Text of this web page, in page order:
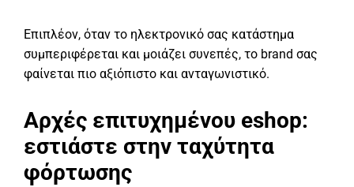
Επιπλέον, όταν το ηλεκτρονικό σας κατάστημα
συμπεριφέρεται και μοιάζει συνεπές, το brand σας
φαίνεται πιο αξιόπιστο και ανταγωνιστικό.
Αρχές επιτυχημένου eshop:
εστιάστε στην ταχύτητα
φόρτωσης